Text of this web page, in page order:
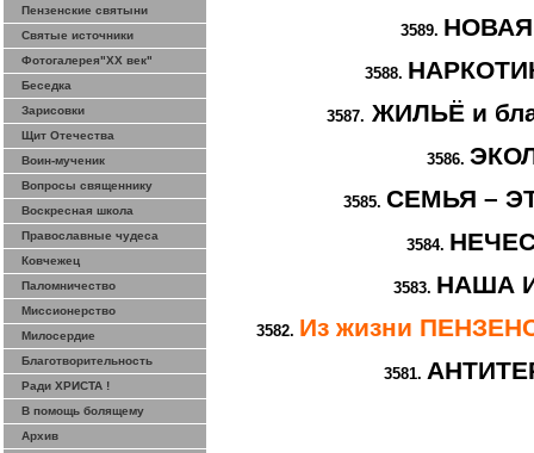
Пензенские святыни
Святые источники
Фотогалерея"ХХ век"
Беседка
Зарисовки
Щит Отечества
Воин-мученик
Вопросы священнику
Воскресная школа
Православные чудеса
Ковчежец
Паломничество
Миссионерство
Милосердие
Благотворительность
Ради ХРИСТА !
В помощь болящему
Архив
3589.
3588.
3587. ЖИЛЬЁ и
3586.
3585. СЕМЬЯ –
3584.
3583. НАША
3582. Из жизни
3581.